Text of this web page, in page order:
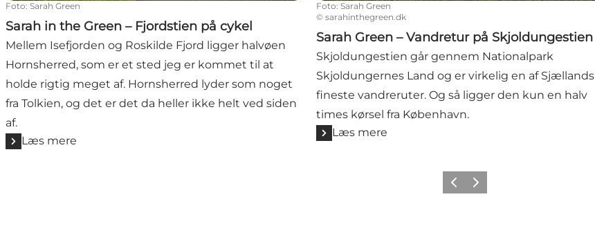
Foto: Sarah Green
Sarah in the Green – Fjordstien på cykel
Mellem Isefjorden og Roskilde Fjord ligger halvøen
Hornsherred, som er et sted jeg er kommet til at
holde rigtig meget af. Hornsherred lyder som noget
fra Tolkien, og det er det da heller ikke helt ved siden
af.
Læs mere
Foto: Sarah Green
©sarahinthegreen.dk
Sarah Green – Vandretur på Skjoldungestien
Skjoldungestien går gennem Nationalpark
Skjoldungernes Land og er virkelig en af Sjællands
fineste vandreruter. Og så ligger den kun en halv
times kørsel fra København.
Læs mere
Forrige billede
Næste billede